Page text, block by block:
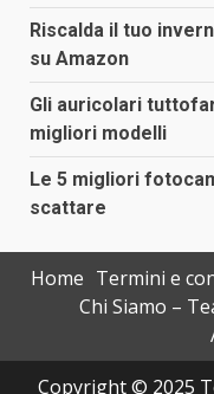
Riscalda il tuo
su Amazon
Gli auricolari
migliori modelli
Le 5 migliori
scattare
Home Termini e
Chi Siamo –
Copyright © 2025